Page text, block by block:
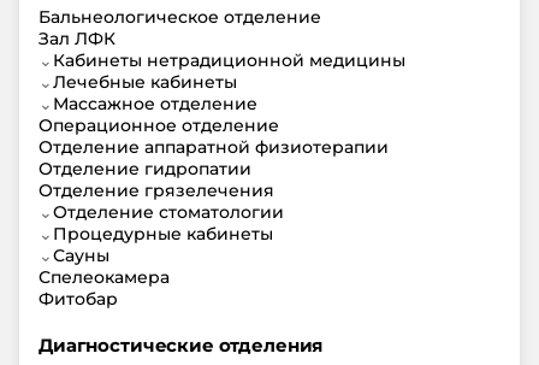
Бальнеологическое отделение
Зал ЛФК
⌄ Кабинеты нетрадиционной медицины
⌄Лечебные кабинеты
⌄ Массажное отделение
Операционное отделение
Отделение аппаратной физиотерапии
Отделение гидропатии
Отделение грязелечения
⌄Отделение стоматологии
⌄ Процедурные кабинеты
⌄Сауны
Спелеокамера
Фитобар
Диагностические отделения